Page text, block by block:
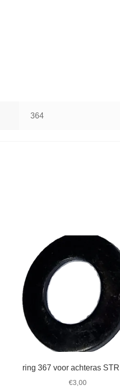
364
ring 367 voor achteras
€3,00